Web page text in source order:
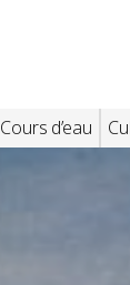
Cours d’eau